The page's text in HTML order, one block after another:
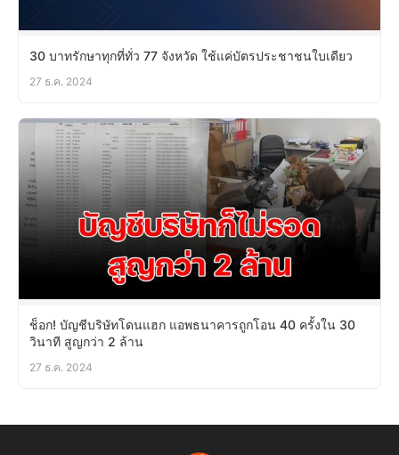
30 บาทรักษาทุกที่ทั่ว 77 จังหวัด ใช้แค่บัตรประชาชนใบเดียว
27 ธ.ค. 2024
ช็อก! บัญชีบริษัทโดนแฮก แอพธนาคารถูกโอน 40 ครั้งใน 30
วินาที สูญกว่า 2 ล้าน
27 ธ.ค. 2024